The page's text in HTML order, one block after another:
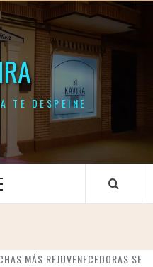
TE DESPEINE
MÁS REJUVENECEDORAS SE